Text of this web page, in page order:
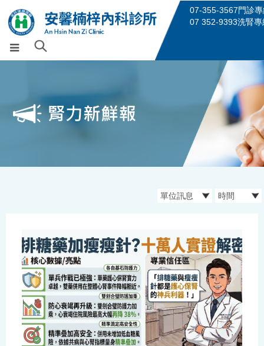
07-355-3567門診
07 352-9393洗腎專